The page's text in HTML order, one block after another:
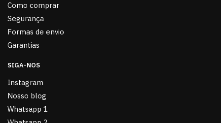
Como comprar
Segurança
Formas de envio
Garantias
SIGA-NOS
Instagram
Nosso blog
Whatsapp 1